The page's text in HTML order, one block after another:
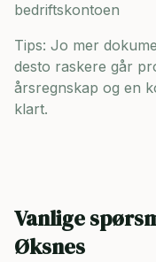
bedriftskontoen
Tips: Jo mer
desto raskere går
årsregnskap og en
klart.
Vanlige
Øksnes